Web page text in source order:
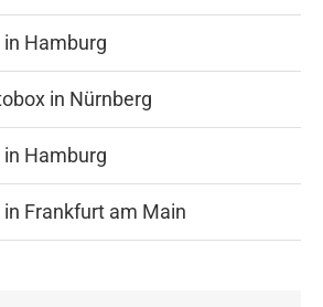
Hamburg
in Nürnberg
Hamburg
Frankfurt am Main